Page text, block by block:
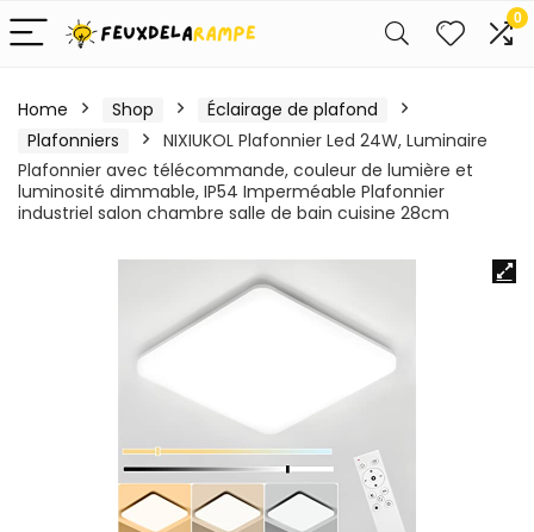
0
Home Shop
Éclairage de plafond
Plafonniers
NIXIUKOL Plafonnier Led 24W, Luminaire
Plafonnier avec télécommande, couleur de lumière et
luminosité dimmable, IP54 Imperméable Plafonnier
industriel salon chambre salle de bain cuisine 28cm